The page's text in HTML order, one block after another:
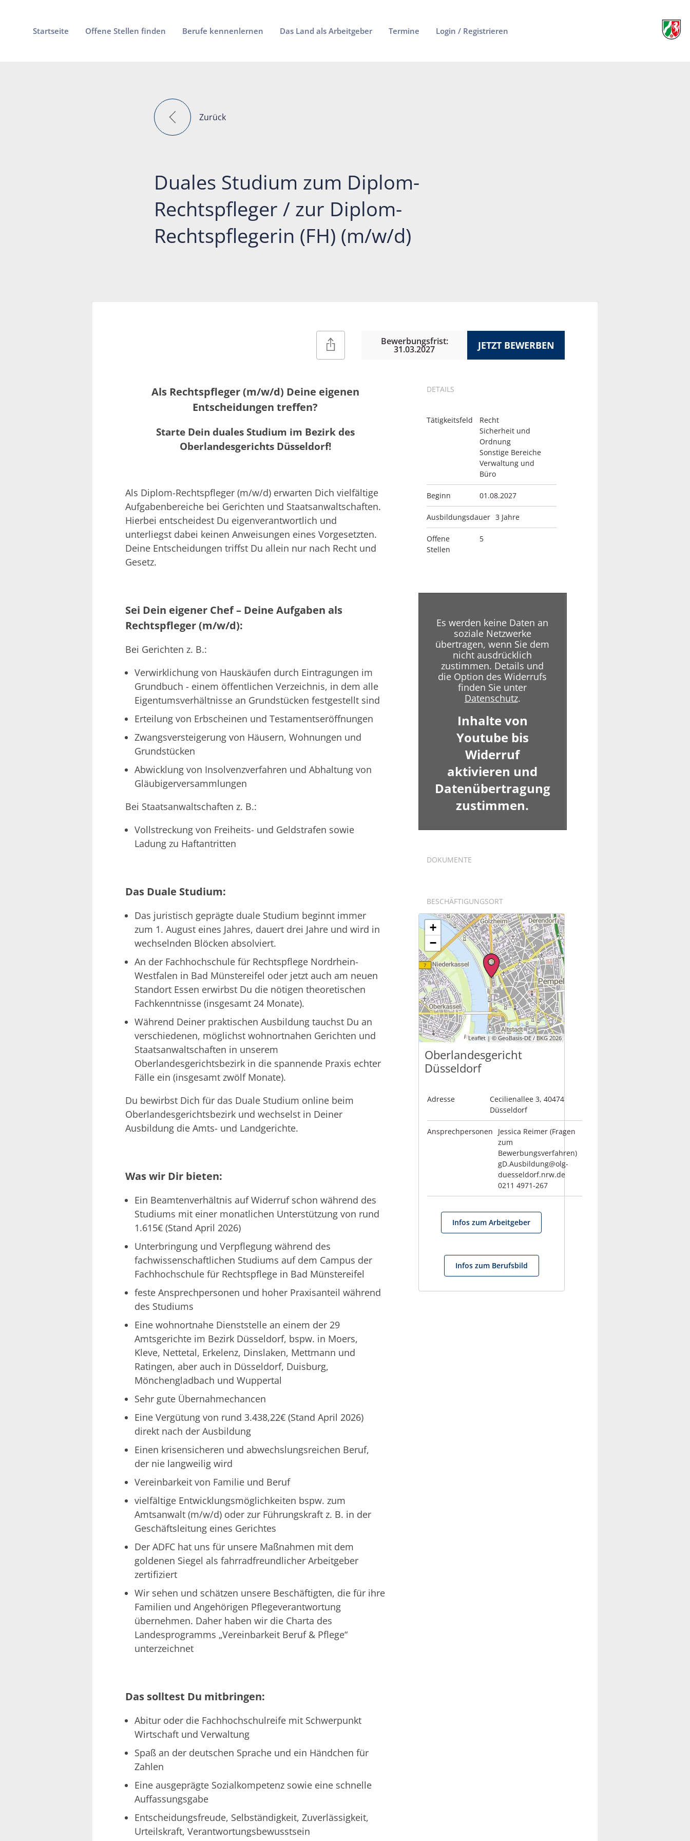
Startseite Offene Stellen finden Berufe kennenlernen Das Land als Arbeitgeber Termine Login / Registrieren
Zurück
Duales Studium zum Diplom-
Rechtspfleger / zur Diplom-
Rechtspflegerin (FH) (m/w/d)
Bewerbungsfrist:
31.03.2027 JETZT BEWERBEN
DETAILS
Tätigkeitsfeld
Recht
Sicherheit und
Ordnung
Sonstige Bereiche
Verwaltung und
Büro
Beginn 01.08.2027
Ausbildungsdauer 3 Jahre
Offene
Stellen
5
Als Rechtspfleger (m/w/d) Deine eigenen
Entscheidungen treffen?
Starte Dein duales Studium im Bezirk des
Oberlandesgerichts Düsseldorf!
Als Diplom-Rechtspfleger (m/w/d) erwarten Dich vielfältige
Aufgabenbereiche bei Gerichten und Staatsanwaltschaften.
Hierbei entscheidest Du eigenverantwortlich und
unterliegst dabei keinen Anweisungen eines Vorgesetzten.
Deine Entscheidungen triffst Du allein nur nach Recht und
Gesetz.
Sei Dein eigener Chef – Deine Aufgaben als
Rechtspfleger (m/w/d):
Bei Gerichten z. B.:
Verwirklichung von Hauskäufen durch Eintragungen im
Grundbuch - einem öffentlichen Verzeichnis, in dem alle
Eigentumsverhältnisse an Grundstücken festgestellt sind
Erteilung von Erbscheinen und Testamentseröffnungen
Zwangsversteigerung von Häusern, Wohnungen und
Grundstücken
Abwicklung von Insolvenzverfahren und Abhaltung von
Gläubigerversammlungen
Bei Staatsanwaltschaften z. B.:
Vollstreckung von Freiheits- und Geldstrafen sowie
Ladung zu Haftantritten
Das Duale Studium:
Das juristisch geprägte duale Studium beginnt immer
zum 1. August eines Jahres, dauert drei Jahre und wird in
wechselnden Blöcken absolviert.
An der Fachhochschule für Rechtspflege Nordrhein-
Westfalen in Bad Münstereifel oder jetzt auch am neuen
Standort Essen erwirbst Du die nötigen theoretischen
Fachkenntnisse (insgesamt 24 Monate).
Während Deiner praktischen Ausbildung tauchst Du an
verschiedenen, möglichst wohnortnahen Gerichten und
Staatsanwaltschaften in unserem
Oberlandesgerichtsbezirk in die spannende Praxis echter
Fälle ein (insgesamt zwölf Monate).
Du bewirbst Dich für das Duale Studium online beim
Oberlandesgerichtsbezirk und wechselst in Deiner
Ausbildung die Amts- und Landgerichte.
Was wir Dir bieten:
Ein Beamtenverhältnis auf Widerruf schon während des
Studiums mit einer monatlichen Unterstützung von rund
1.615€ (Stand April 2026)
Unterbringung und Verpflegung während des
fachwissenschaftlichen Studiums auf dem Campus der
Fachhochschule für Rechtspflege in Bad Münstereifel
feste Ansprechpersonen und hoher Praxisanteil während
des Studiums
Eine wohnortnahe Dienststelle an einem der 29
Amtsgerichte im Bezirk Düsseldorf, bspw. in Moers,
Kleve, Nettetal, Erkelenz, Dinslaken, Mettmann und
Ratingen, aber auch in Düsseldorf, Duisburg,
Mönchengladbach und Wuppertal
Sehr gute Übernahmechancen
Eine Vergütung von rund 3.438,22€ (Stand April 2026)
direkt nach der Ausbildung
Einen krisensicheren und abwechslungsreichen Beruf,
der nie langweilig wird
Vereinbarkeit von Familie und Beruf
vielfältige Entwicklungsmöglichkeiten bspw. zum
Amtsanwalt (m/w/d) oder zur Führungskraft z. B. in der
Geschäftsleitung eines Gerichtes
Der ADFC hat uns für unsere Maßnahmen mit dem
goldenen Siegel als fahrradfreundlicher Arbeitgeber
zertifiziert
Wir sehen und schätzen unsere Beschäftigten, die für ihre
Familien und Angehörigen Pflegeverantwortung
übernehmen. Daher haben wir die Charta des
Landesprogramms „Vereinbarkeit Beruf & Pflege“
unterzeichnet
Das solltest Du mitbringen:
Abitur oder die Fachhochschulreife mit Schwerpunkt
Wirtschaft und Verwaltung
Spaß an der deutschen Sprache und ein Händchen für
Zahlen
Eine ausgeprägte Sozialkompetenz sowie eine schnelle
Auffassungsgabe
Entscheidungsfreude, Selbständigkeit, Zuverlässigkeit,
Urteilskraft, Verantwortungsbewusstsein
Es werden keine Daten an
soziale Netzwerke
übertragen, wenn Sie dem
nicht ausdrücklich
zustimmen. Details und
die Option des Widerrufs
finden Sie unter
Datenschutz.
Inhalte von
Youtube bis
Widerruf
aktivieren und
Datenübertragung
zustimmen.
DOKUMENTE
BESCHÄFTIGUNGSORT
+
−
Leaflet | © GeoBasis-DE / BKG 2026
Oberlandesgericht
Düsseldorf
Adresse
Cecilienallee 3, 40474
Düsseldorf
Ansprechpersonen
Jessica Reimer (Fragen
zum
Bewerbungsverfahren)
gD.Ausbildung@olg-
duesseldorf.nrw.de
0211 4971-267
Infos zum Arbeitgeber
Infos zum Berufsbild